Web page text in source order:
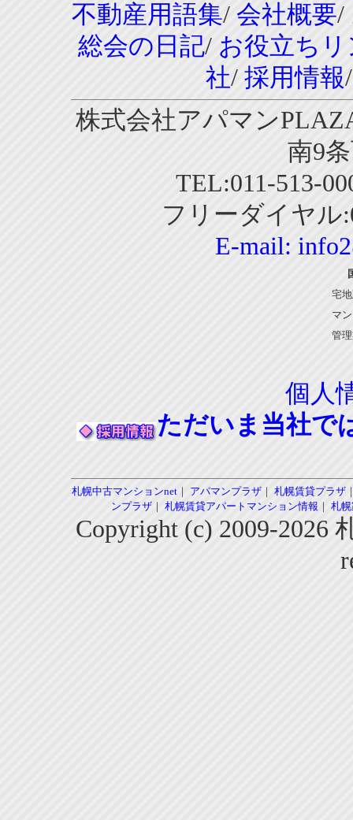
不動産用語集/ 会社概要/
総会の日記/ お役立ち
社/ 採用情報
株式会社アパマン
南9
TEL:011-513-
フリーダイヤル
E-mail:
宅
マ
管
個人
ただいま当社で
札幌中古マンションnet｜ アパマンプラザ｜ 札幌賃貸プラザ
ンプラザ｜ 札幌賃貸アパートマンション情報 ｜ 札
Copyright (c) 2009-2026